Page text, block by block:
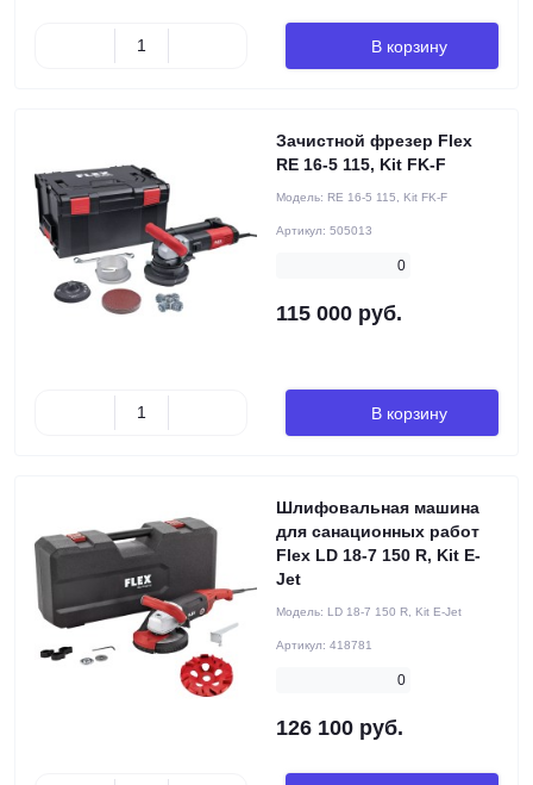
В корзину
Зачистной фрезер Flex
RE 16-5 115, Kit FK-F
Модель: RE 16-5 115, Kit FK-F
Артикул: 505013
0
115 000 руб.
В корзину
Шлифовальная машина
для санационных работ
Flex LD 18-7 150 R, Kit E-
Jet
Модель: LD 18-7 150 R, Kit E-Jet
Артикул: 418781
0
126 100 руб.